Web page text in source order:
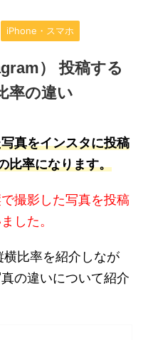
iPhone・スマホ
） 投稿する
率の違い
真をインスタに投稿
比率になります。
撮影した写真を投稿
した。
比率を紹介しなが
の違いについて紹介